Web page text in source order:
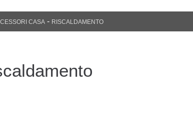
CASA - RISCALDAMENTO